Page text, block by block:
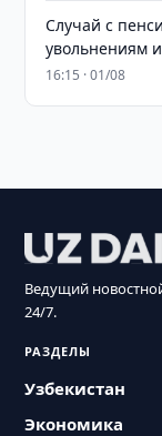
Случай с
увольнениям
16:15 · 01/08
Ведущий
24/7.
РАЗДЕЛЫ
Узбекистан
Экономика